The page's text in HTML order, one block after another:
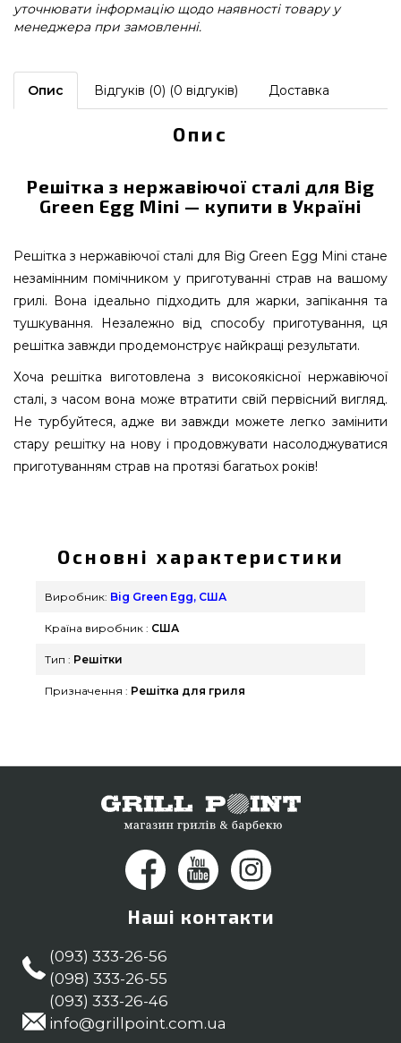
уточнювати інформацію щодо наявності товару у
менеджера при замовленні.
Опис Відгуків (0) (0 відгуків) Доставка
Опис
Решітка з нержавіючої сталі для Big
Green Egg Mini — купити в Україні
Решітка з нержавіючої сталі для Big Green Egg Mini стане
незамінним помічником у приготуванні страв на вашому
грилі. Вона ідеально підходить для жарки, запікання та
тушкування. Незалежно від способу приготування, ця
решітка завжди продемонструє найкращі результати.
Хоча решітка виготовлена з високоякісної нержавіючої
сталі, з часом вона може втратити свій первісний вигляд.
Не турбуйтеся, адже ви завжди можете легко замінити
стару решітку на нову і продовжувати насолоджуватися
приготуванням страв на протязі багатьох років!
виробника Big Green Egg, США за кращою
вартістю всего 4 790 грн. в інтернет магазині
грилів та аксесуарів grillpoint.com.ua Найкращі
інтернет магазині grillpoint.com.ua Наберіть
прямо зараз нашим менеджерам за телефонним
Основні характеристики
Виробник: Big Green Egg, США
Країна виробник : США
Тип : Решітки
Призначення : Решітка для гриля
Наші контакти
(093) 333-26-56
(098) 333-26-55
(093) 333-26-46
info@grillpoint.com.ua